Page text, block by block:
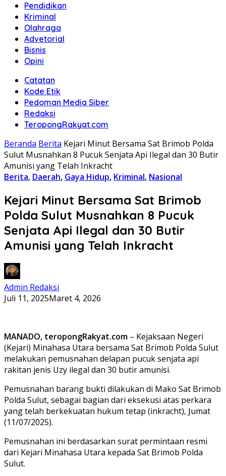
Pendidikan
Kriminal
Olahraga
Advetorial
Bisnis
Opini
Catatan
Kode Etik
Pedoman Media Siber
Redaksi
TeropongRakyat.com
Beranda Berita Kejari Minut Bersama Sat Brimob Polda
Sulut Musnahkan 8 Pucuk Senjata Api Ilegal dan 30 Butir
Amunisi yang Telah Inkracht
Berita, Daerah, Gaya Hidup, Kriminal, Nasional
Kejari Minut Bersama Sat Brimob
Polda Sulut Musnahkan 8 Pucuk
Senjata Api Ilegal dan 30 Butir
Amunisi yang Telah Inkracht
Admin Redaksi
Juli 11, 2025Maret 4, 2026
MANADO, teropongRakyat.com – Kejaksaan Negeri
(Kejari) Minahasa Utara bersama Sat Brimob Polda Sulut
melakukan pemusnahan delapan pucuk senjata api
rakitan jenis Uzy ilegal dan 30 butir amunisi.
Pemusnahan barang bukti dilakukan di Mako Sat Brimob
Polda Sulut, sebagai bagian dari eksekusi atas perkara
yang telah berkekuatan hukum tetap (inkracht), Jumat
(11/07/2025).
Pemusnahan ini berdasarkan surat permintaan resmi
dari Kejari Minahasa Utara kepada Sat Brimob Polda
Sulut.